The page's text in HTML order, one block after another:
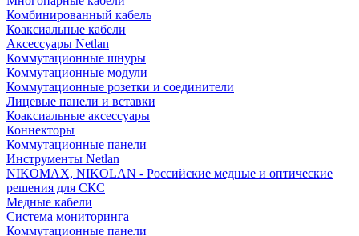
Комбинированный кабель
Коаксиальные кабели
Аксессуары Netlan
Коммутационные шнуры
Коммутационные модули
Коммутационные розетки и соединители
Лицевые панели и вставки
Коаксиальные аксессуары
Коннекторы
Коммутационные панели
Инструменты Netlan
NIKOMAX, NIKOLAN - Российские медные и оптические
решения для СКС
Медные кабели
Система мониторинга
Коммутационные панели